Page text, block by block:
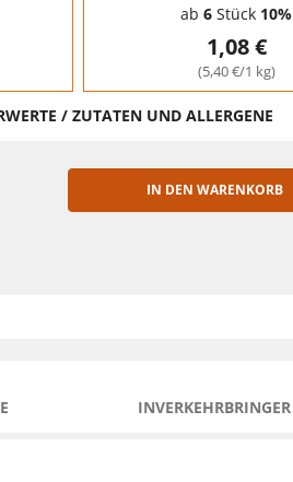
ab 6 Stück 10%
1,08 €
(5,40 €/1 kg)
/ ZUTATEN UND ALLERGENE
IN DEN WARENKORB
INVERKEHRBRINGER